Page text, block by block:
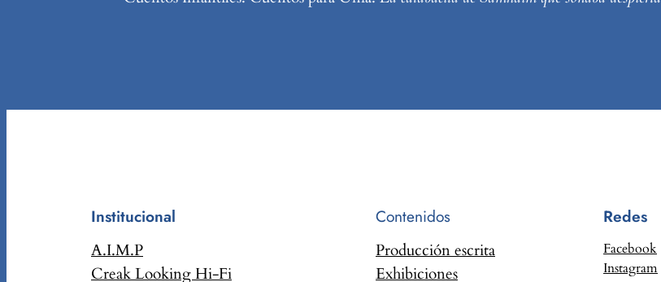
Institucional
A.I.M.P
Creak Looking Hi-Fi
Contenidos
Producción escrita
Exhibiciones
Redes
Facebook
Instagram